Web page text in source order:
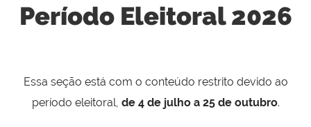
Período Eleitoral 2026
Essa seção está com o conteúdo restrito devido ao
período eleitoral, de 4 de julho a 25 de outubro.